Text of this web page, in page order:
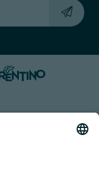
01901280220